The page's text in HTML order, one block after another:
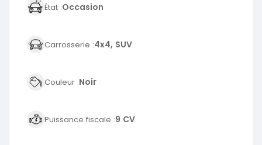
État :Occasion
Carrosserie :4x4, SUV
Couleur :Noir
Puissance fiscale :9 CV